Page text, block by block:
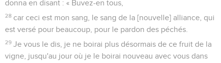
donna en disant : « Buvez-en tous,
28 car ceci est mon sang, le sang de la [nouvelle] alliance, qui
est versé pour beaucoup, pour le pardon des péchés.
29 Je vous le dis, je ne boirai plus désormais de ce fruit de la
vigne, jusqu'au jour où je le boirai nouveau avec vous dans